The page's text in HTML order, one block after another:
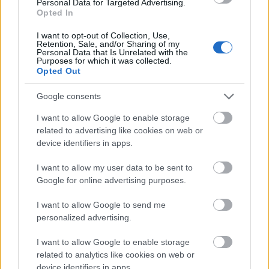
Personal Data for Targeted Advertising.
Opted In
I want to opt-out of Collection, Use,
Retention, Sale, and/or Sharing of my
Personal Data that Is Unrelated with the
Purposes for which it was collected.
Opted Out
Google consents
I want to allow Google to enable storage
related to advertising like cookies on web or
device identifiers in apps.
I want to allow my user data to be sent to
Google for online advertising purposes.
I want to allow Google to send me
personalized advertising.
I want to allow Google to enable storage
related to analytics like cookies on web or
device identifiers in apps.
kultúrörökség egyenrangú részének értékelni.
A feladat értékelője egyáltalán nem pontozhatja,
hogy egy érettségi vizsgázó világképe helyes-e.
Egyetlen, a vizsgát értékelő tanárnak sincs joga
ahhoz, hogy akár az Alaptörvényre, akár saját
értékrendjére hivatkozva számon kérjen egy
kirekesztő értékrendet a vizsgázón. Legfeljebb az
értékelhető: a vizsgázó érvel-e erkölcsi állásfoglalása
mellett, vagy csak kinyilatkoztat; és ha érvel,
logikusan érvel-e. Az érettségi
vizsgakövetelményeket meghatározó rendelet is
hasonlóképp rendelkezik: a javítókulcs tehát nem
létező vizsgakövetelményeket hajtott végre, hanem
Ráadásulaz Alaptörvény értékeit pontozási
vizsgázók, hanem az értékelők lelkiismereti
szabadságát is veszélyezteti. Az állami